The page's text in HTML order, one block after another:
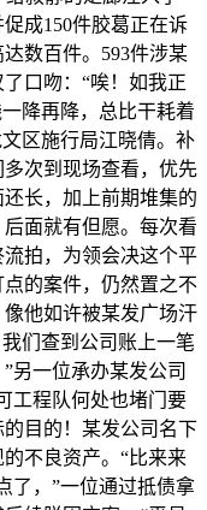
成150件胶葛正在诉
数百件。593件涉某
口吻：“唉！如我正
降再降，总比干耗着
区施行局江晓倩。补
次到现场查看，优先
长，加上前期堆集的
面就有但愿。每次看
拍，为领会决这个平
的案件，仍然置之不
他如许被某发广场汗
们查到公司账上一笔
另一位承办某发公司
工程队何处也堵门要
目的！某发公司名下
不良资产。“比来来
了，”一位通过抵债拿